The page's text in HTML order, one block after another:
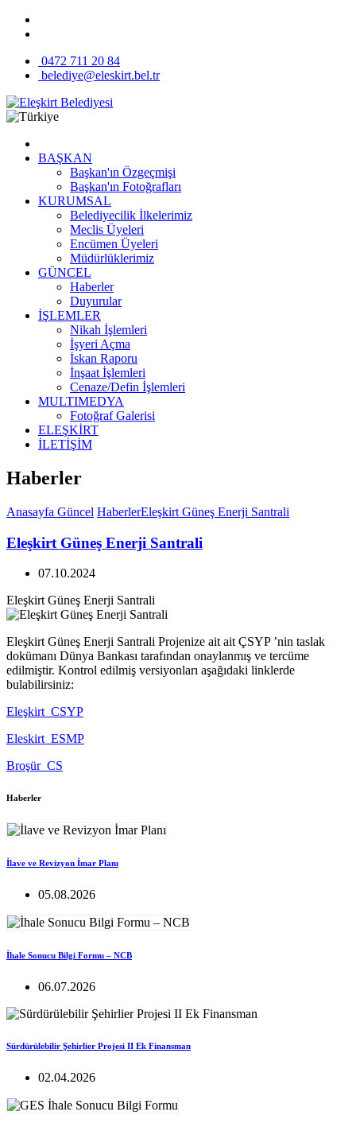
0472 711 20 84
belediye@eleskirt.bel.tr
BAŞKAN
Başkan'ın Özgeçmişi
Başkan'ın Fotoğrafları
KURUMSAL
Belediyecilik İlkelerimiz
Meclis Üyeleri
Encümen Üyeleri
Müdürlüklerimiz
GÜNCEL
Haberler
Duyurular
İŞLEMLER
Nikah İşlemleri
İşyeri Açma
İskan Raporu
İnşaat İşlemleri
Cenaze/Defin İşlemleri
MULTIMEDYA
Fotoğraf Galerisi
ELEŞKİRT
İLETİŞİM
Haberler
Anasayfa Güncel HaberlerEleşkirt Güneş Enerji Santrali
Eleşkirt Güneş Enerji Santrali
07.10.2024
Eleşkirt Güneş Enerji Santrali
Eleşkirt Güneş Enerji Santrali Projenize ait ait ÇSYP ’nin taslak
dokümanı Dünya Bankası tarafından onaylanmış ve tercüme
edilmiştir. Kontrol edilmiş versiyonları aşağıdaki linklerde
bulabilirsiniz:
Eleşkirt_CSYP
Eleskirt_ESMP
Broşür_CS
Haberler
İlave ve Revizyon İmar Planı
05.08.2026
İhale Sonucu Bilgi Formu – NCB
06.07.2026
Sürdürülebilir Şehirlier Projesi II Ek Finansman
02.04.2026